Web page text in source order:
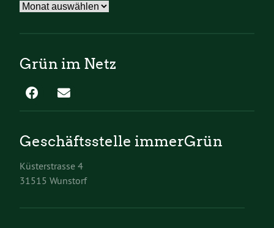
Archiv
Grün im Netz
Geschäftsstelle immerGrün
Küsterstrasse 4
31515 Wunstorf